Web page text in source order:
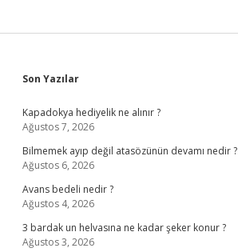
Sidebar
Son Yazılar
Kapadokya hediyelik ne alınır ?
Ağustos 7, 2026
Bilmemek ayıp değil atasözünün devamı nedir ?
Ağustos 6, 2026
Avans bedeli nedir ?
Ağustos 4, 2026
3 bardak un helvasına ne kadar şeker konur ?
Ağustos 3, 2026